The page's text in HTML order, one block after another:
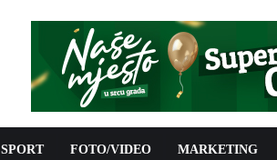
SPORT FOTO/VIDEO MARKETING